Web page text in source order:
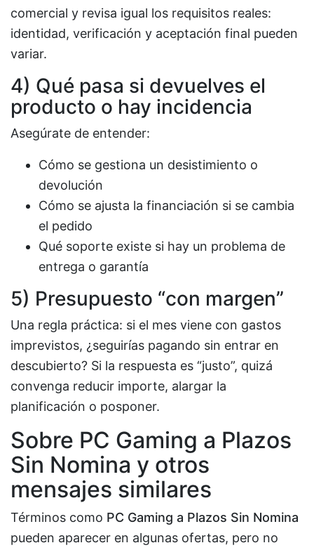
comercial y revisa igual los requisitos reales:
identidad, verificación y aceptación final pueden
variar.
4) Qué pasa si devuelves el
producto o hay incidencia
Asegúrate de entender:
Cómo se gestiona un desistimiento o
devolución
Cómo se ajusta la financiación si se cambia
el pedido
Qué soporte existe si hay un problema de
entrega o garantía
5) Presupuesto “con margen”
Una regla práctica: si el mes viene con gastos
imprevistos, ¿seguirías pagando sin entrar en
descubierto? Si la respuesta es “justo”, quizá
convenga reducir importe, alargar la
planificación o posponer.
Sobre PC Gaming a Plazos
Sin Nomina y otros
mensajes similares
Términos como PC Gaming a Plazos Sin Nomina
pueden aparecer en algunas ofertas, pero no